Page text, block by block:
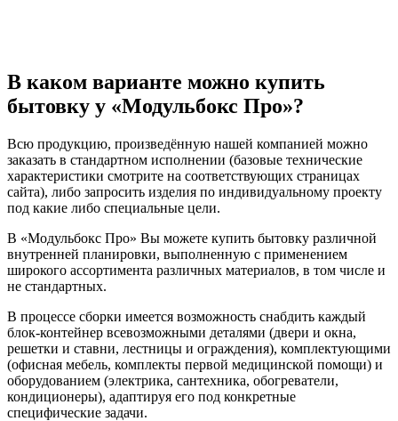
В каком варианте можно купить
бытовку у «Модульбокс Про»?
Всю продукцию, произведённую нашей компанией можно
заказать в стандартном исполнении (базовые технические
характеристики смотрите на соответствующих страницах
сайта), либо запросить изделия по индивидуальному проекту
под какие либо специальные цели.
В «Модульбокс Про» Вы можете купить бытовку различной
внутренней планировки, выполненную с применением
широкого ассортимента различных материалов, в том числе и
не стандартных.
В процессе сборки имеется возможность снабдить каждый
блок-контейнер всевозможными деталями (двери и окна,
решетки и ставни, лестницы и ограждения), комплектующими
(офисная мебель, комплекты первой медицинской помощи) и
оборудованием (электрика, сантехника, обогреватели,
кондиционеры), адаптируя его под конкретные
специфические задачи.